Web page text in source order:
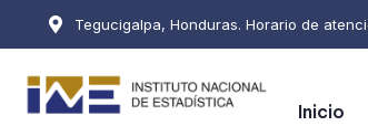
Tegucigalpa, Honduras. Horario de
Inicio